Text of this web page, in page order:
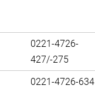
0221-4726-
427/-275
0221-4726-634